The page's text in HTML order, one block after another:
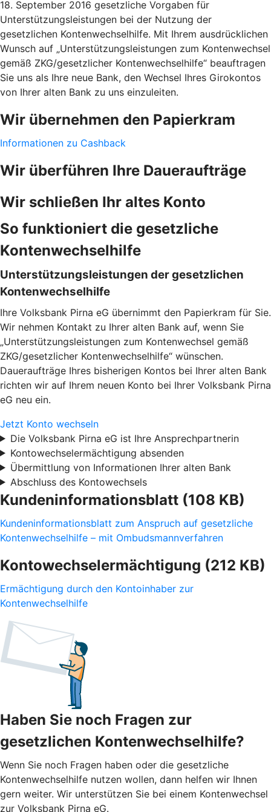
18. September 2016 gesetzliche Vorgaben für
Unterstützungsleistungen bei der Nutzung der
gesetzlichen Kontenwechselhilfe. Mit Ihrem ausdrücklichen
Wunsch auf „Unterstützungsleistungen zum Kontenwechsel
gemäß ZKG/gesetzlicher Kontenwechselhilfe“ beauftragen
Sie uns als Ihre neue Bank, den Wechsel Ihres Girokontos
von Ihrer alten Bank zu uns einzuleiten.
Wir übernehmen den Papierkram
Informationen zu Cashback
Wir überführen Ihre Daueraufträge
Wir schließen Ihr altes Konto
So funktioniert die gesetzliche
Kontenwechselhilfe
Unterstützungsleistungen der gesetzlichen
Kontenwechselhilfe
Ihre Volksbank Pirna eG übernimmt den Papierkram für Sie.
Wir nehmen Kontakt zu Ihrer alten Bank auf, wenn Sie
„Unterstützungsleistungen zum Kontenwechsel gemäß
ZKG/gesetzlicher Kontenwechselhilfe“ wünschen.
Daueraufträge Ihres bisherigen Kontos bei Ihrer alten Bank
richten wir auf Ihrem neuen Konto bei Ihrer Volksbank Pirna
eG neu ein.
Jetzt Konto wechseln
Die Volksbank Pirna eG ist Ihre Ansprechpartnerin
Kontowechselermächtigung absenden
Übermittlung von Informationen Ihrer alten Bank
Abschluss des Kontowechsels
Kundeninformationsblatt (108 KB)
Kundeninformationsblatt zum Anspruch auf gesetzliche
Kontenwechselhilfe – mit Ombudsmannverfahren
Kontowechselermächtigung (212 KB)
Ermächtigung durch den Kontoinhaber zur
Kontenwechselhilfe
Haben Sie noch Fragen zur
gesetzlichen Kontenwechselhilfe?
Wenn Sie noch Fragen haben oder die gesetzliche
Kontenwechselhilfe nutzen wollen, dann helfen wir Ihnen
gern weiter. Wir unterstützen Sie bei einem Kontenwechsel
zur Volksbank Pirna eG.